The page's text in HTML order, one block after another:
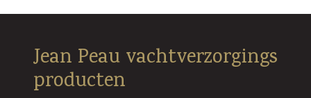
Jean Peau vachtverzorgings
producten